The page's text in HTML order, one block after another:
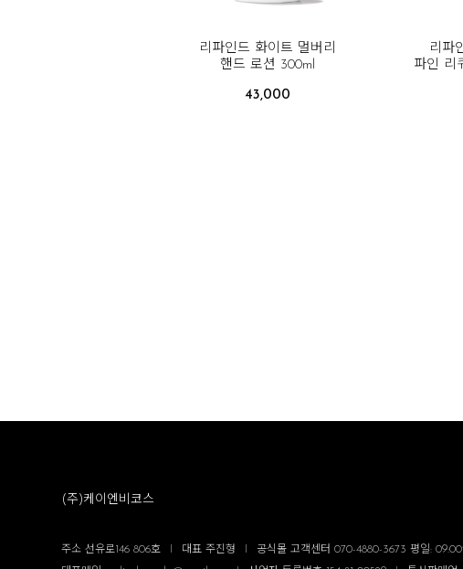
리파인드 화이트 멀버리
핸드 로션 300ml
43,000
리파
파인 리
(주)케이엔비코스
주소 선유로146 806호 대표 주진형
공식몰 고객센터 070-4880-3673 평일: